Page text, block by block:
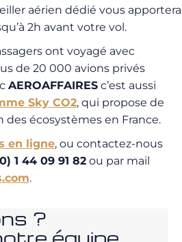
aérien dédié vous apportera
2h avant votre vol.
ont voyagé avec
de 20 000 avions privés
AEROAFFAIRES c’est aussi
Sky CO2, qui propose de
des écosystèmes en France.
en ligne, ou contactez-nous
1 44 09 91 82 ou par mail
.
?
équipe